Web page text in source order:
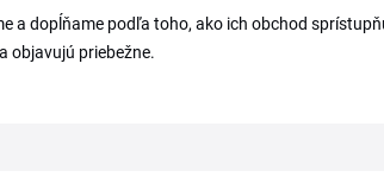
a dopĺňame podľa toho, ako ich obchod
objavujú priebežne.